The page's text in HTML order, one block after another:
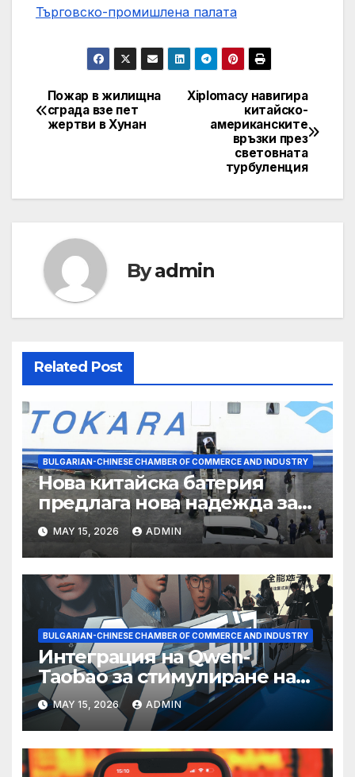
Търговско-промишлена палaта
Post
navigation
Xiplomacy навигира
китайско-
американските
връзки през
световната
турбуленция
Пожар в жилищна
сграда взе пет
жертви в Хунан
Byadmin
Related Post
BULGARIAN-CHINESE CHAMBER OF COMMERCE AND INDUSTRY
Нова китайска батерия
предлага нова надежда за
съхранение на водород
MAY 15, 2026 ADMIN
BULGARIAN-CHINESE CHAMBER OF COMMERCE AND INDUSTRY
Интеграция на Qwen-
Taobao за стимулиране на
пазаруването 618
MAY 15, 2026 ADMIN